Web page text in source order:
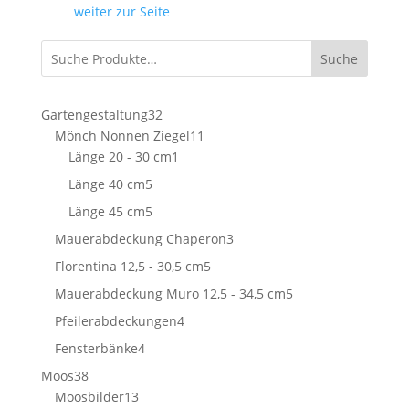
weiter zur Seite
Suche
Gartengestaltung3232
Produkte
Mönch Nonnen Ziegel11
Länge 20 - 30 cm1
Länge 40 cm55
Produkte
Länge 45 cm55
Produkte
Mauerabdeckung Chaperon33
Florentina 12,5 - 30,5 cm55
Produkte
Mauerabdeckung Muro 12,5 - 34,5 cm55
Pfeilerabdeckungen44
Fensterbänke44
Moos3838
Produkte
Moosbilder1313